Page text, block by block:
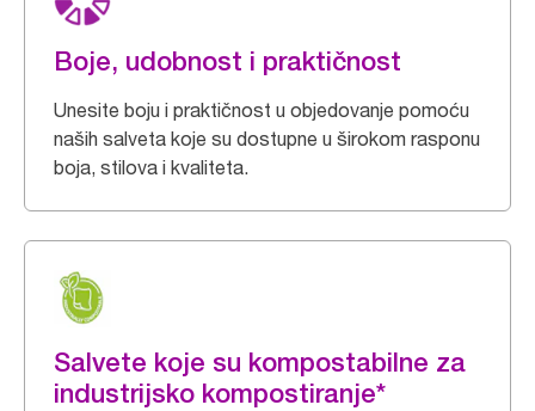
Boje, udobnost i praktičnost
Unesite boju i praktičnost u objedovanje pomoću
naših salveta koje su dostupne u širokom rasponu
boja, stilova i kvaliteta.
Salvete koje su kompostabilne za
industrijsko kompostiranje*